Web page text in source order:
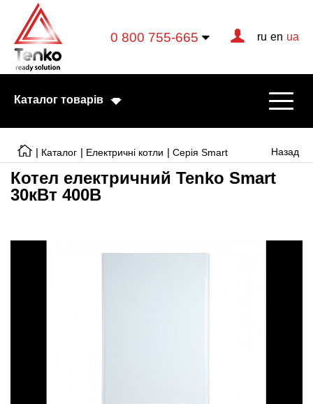
0 800 755-665 ru en ua
Каталог товарів
Конвектори
Назад
| Каталог | Електричні котли | Серія Smart
Котел електричний Tenko Smart
30кВт 400В